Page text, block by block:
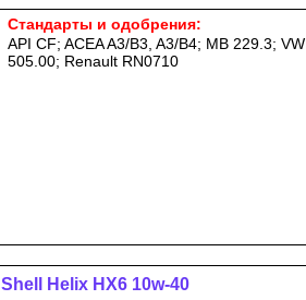
Стандарты и одобрения:
API CF; ACEA A3/B3, A3/B4; MB 229.3; VW
505.00; Renault RN0710
Shell Helix HX6 10w-40